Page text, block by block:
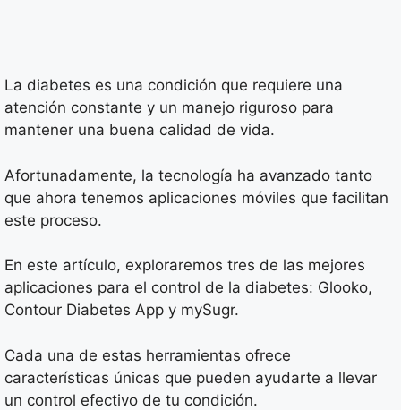
La diabetes es una condición que requiere una
atención constante y un manejo riguroso para
mantener una buena calidad de vida.
Afortunadamente, la tecnología ha avanzado tanto
que ahora tenemos aplicaciones móviles que facilitan
este proceso.
En este artículo, exploraremos tres de las mejores
aplicaciones para el control de la diabetes: Glooko,
Contour Diabetes App y mySugr.
Cada una de estas herramientas ofrece
características únicas que pueden ayudarte a llevar
un control efectivo de tu condición.